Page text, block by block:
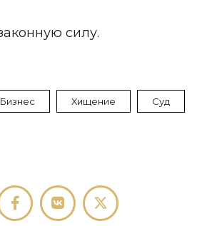
силу.
Бизнес Хищение Суд